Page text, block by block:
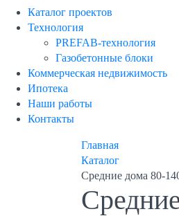
Каталог проектов
Технология
PREFAB-технология
Газобетонные блоки
Коммерческая недвижимость
Ипотека
Наши работы
Контакты
Главная
Каталог
Средние дома 80-